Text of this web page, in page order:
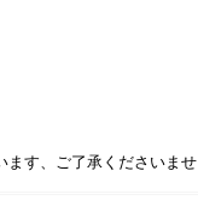
す、ご了承くださいませ